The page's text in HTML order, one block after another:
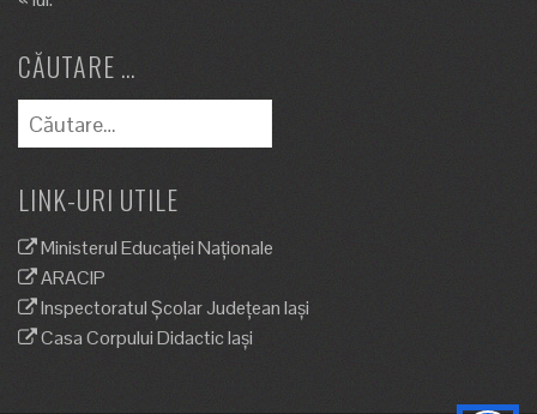
CĂUTARE …
Caută
după:
LINK-URI UTILE
Ministerul Educației Naționale
ARACIP
Inspectoratul Școlar Județean Iași
Casa Corpului Didactic Iași